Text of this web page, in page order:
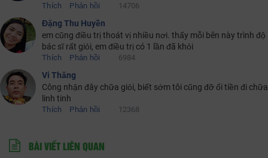
Thích Phản hồi 14706
Đặng Thu Huyền
em cũng điều trị thoát vị nhiều nơi. thấy mỗi bên này trình độ
bác sĩ rất giỏi, em điều trị có 1 lần đã khỏi
Thích Phản hồi 6984
Vi Thăng
Công nhận đây chữa giỏi, biết sớm tôi cũng đỡ ối tiền đi chữa
linh tinh
Thích Phản hồi 12368
BÀI VIẾT LIÊN QUAN